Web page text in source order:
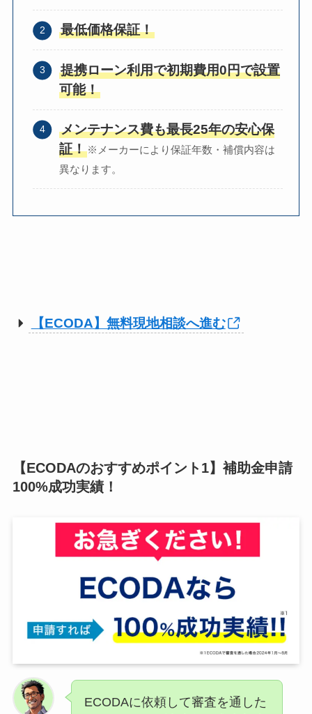
最低価格保証！
提携ローン利用で初期費用0円で設置
可能！
メンテナンス費も最長25年の安心保
証！※メーカーにより保証年数・補償内容は
異なります。
【ECODA】無料現地相談へ進む
【ECODAのおすすめポイント1】補助金申請
100%成功実績！
ECODAに依頼して審査を通した